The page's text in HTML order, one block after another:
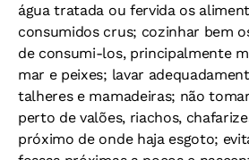
água tratada ou fervida os
consumidos crus; cozinhar bem
de consumi-los, principalmente
mar e peixes; lavar
talheres e mamadeiras; não
perto de valões, riachos,
próximo de onde haja esgoto;